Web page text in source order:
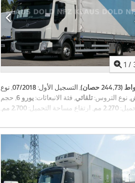
1 /
, التسجيل الأول:07/2018, نوع
, نوع التروس:تلقائي, فئة الانبعاثات:يورو 6
, حجم
2.270 مم , ارتفاع مساحة التحميل: 2.700 مم
,